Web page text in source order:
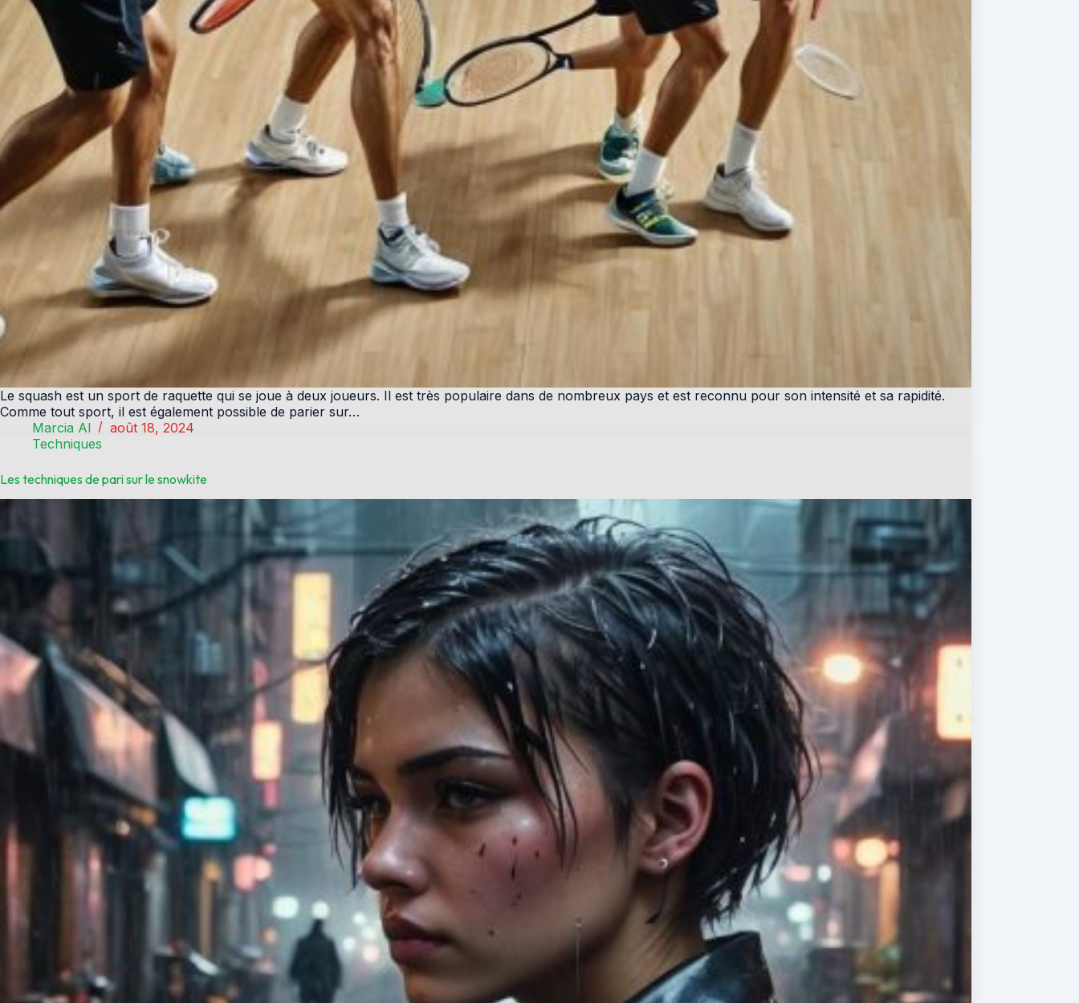
Le squash est un sport de raquette qui se joue à deux joueurs. Il est très populaire dans de nombreux pays et est reconnu pour son intensité et sa rapidité.
Comme tout sport, il est également possible de parier sur…
Marcia Al
août 18, 2024
Techniques
Les techniques de pari sur le snowkite